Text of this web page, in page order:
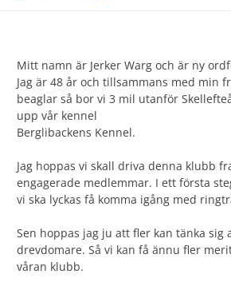
Mitt namn är Jerker Warg och är ny
Jag är 48 år och tillsammans med min
beaglar så bor vi 3 mil utanför
upp vår kennel
Berglibackens Kennel.
Jag hoppas vi skall driva denna klubb
engagerade medlemmar. I ett första
vi ska lyckas få komma igång med
Sen hoppas jag ju att fler kan tänka
drevdomare. Så vi kan få ännu fler
våran klubb.